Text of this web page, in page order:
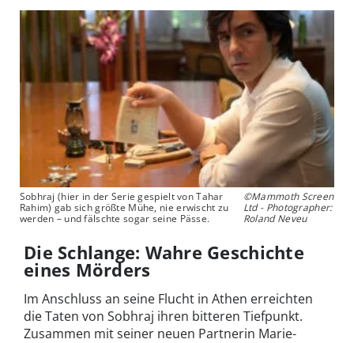
Sobhraj (hier in der Serie gespielt von Tahar
Rahim) gab sich größte Mühe, nie erwischt zu
werden – und fälschte sogar seine Pässe.
©Mammoth Screen
Ltd - Photographer:
Roland Neveu
Die Schlange: Wahre Geschichte
eines Mörders
Im Anschluss an seine Flucht in Athen erreichten
die Taten von Sobhraj ihren bitteren Tiefpunkt.
Zusammen mit seiner neuen Partnerin Marie-